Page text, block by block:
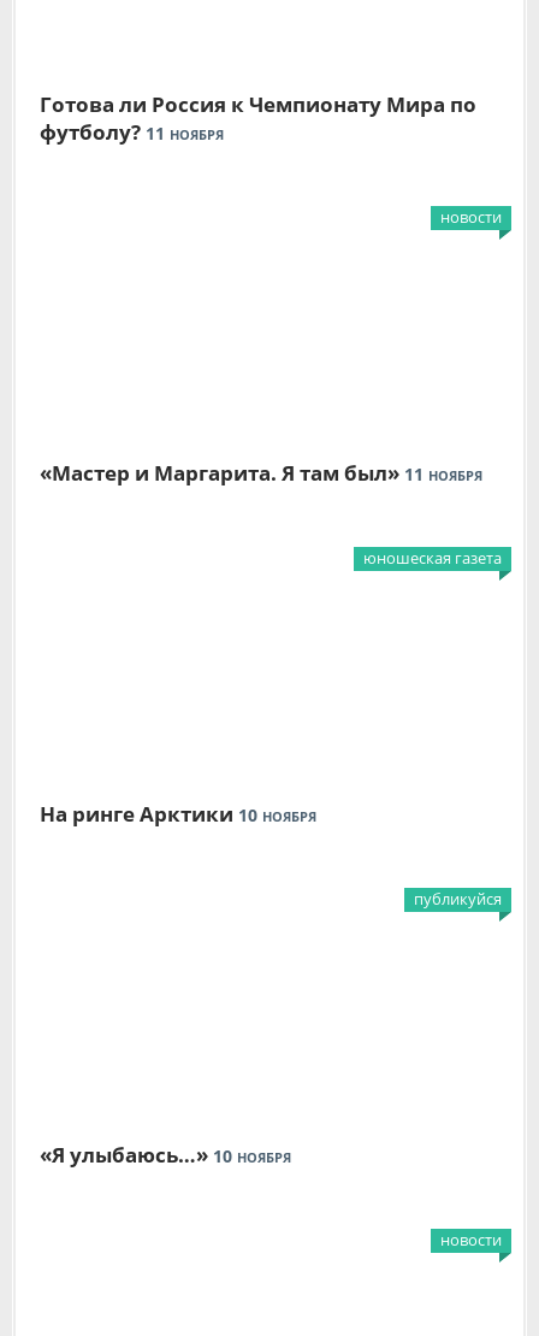
Готова ли Россия к Чемпионату Мира по
футболу? 11 НОЯБРЯ
новости
«Мастер и Маргарита. Я там был» 11 НОЯБРЯ
юношеская газета
На ринге Арктики 10 НОЯБРЯ
публикуйся
«Я улыбаюсь…» 10 НОЯБРЯ
новости